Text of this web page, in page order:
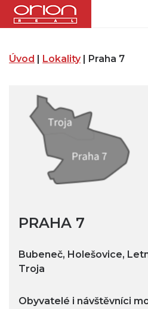
Úvod | Lokality| Praha 7
PRAHA 7
Bubeneč, Holešovice,
Troja
Obyvatelé i návštěvníci